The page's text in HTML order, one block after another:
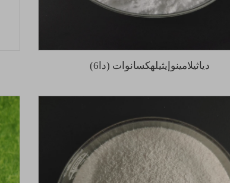
دياثيلامينوإيثيلهكسانوات (دا6)